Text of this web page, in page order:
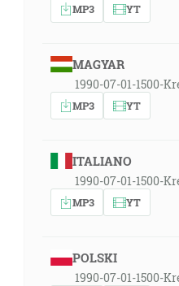
MP3 YT
MAGYAR
1990-07-01-1500-
MP3 YT
ITALIANO
1990-07-01-1500-
MP3 YT
POLSKI
1990-07-01-1500-